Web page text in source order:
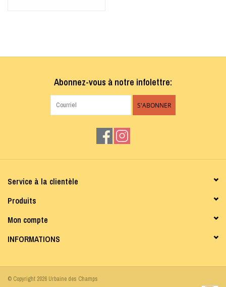
Abonnez-vous à notre infolettre:
S'ABONNER
Service à la clientèle
Produits
Mon compte
INFORMATIONS
© Copyright 2026 Urbaine des Champs